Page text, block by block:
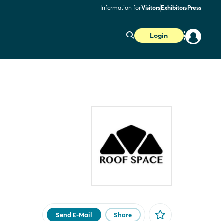
Information forVisitorsExhibitorsPress
Login
Send E-Mail Share